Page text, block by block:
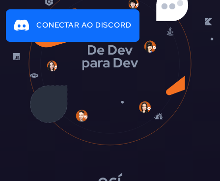
CONECTAR AO DISCORD